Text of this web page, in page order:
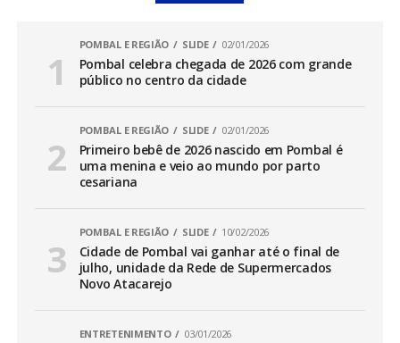
POMBAL E REGIÃO SLIDE 02/01/2026
Pombal celebra chegada de 2026 com grande
público no centro da cidade
POMBAL E REGIÃO SLIDE 02/01/2026
Primeiro bebê de 2026 nascido em Pombal é
uma menina e veio ao mundo por parto
cesariana
POMBAL E REGIÃO SLIDE 10/02/2026
Cidade de Pombal vai ganhar até o final de
julho, unidade da Rede de Supermercados
Novo Atacarejo
ENTRETENIMENTO 03/01/2026